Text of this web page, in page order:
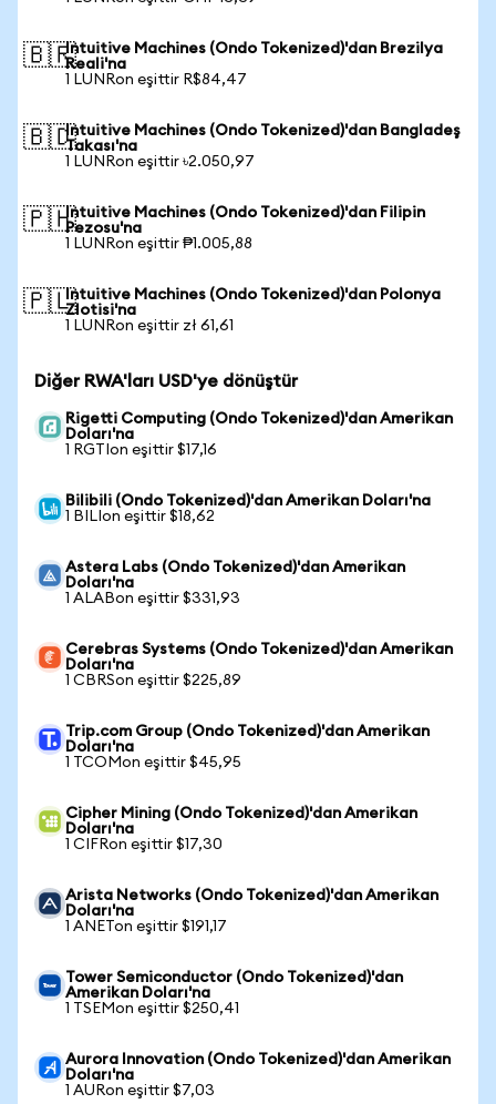
🇧🇷Intuitive Machines (Ondo Tokenized)'dan Brezilya
Reali'na
1 LUNRon eşittir R$84,47
🇧🇩Intuitive Machines (Ondo Tokenized)'dan Bangladeş
Takası'na
1 LUNRon eşittir ৳2.050,97
🇵🇭Intuitive Machines (Ondo Tokenized)'dan Filipin
Pezosu'na
1 LUNRon eşittir ₱1.005,88
🇵🇱Intuitive Machines (Ondo Tokenized)'dan Polonya
Zlotisi'na
1 LUNRon eşittir zł 61,61
Diğer RWA'ları USD'ye dönüştür
Rigetti Computing (Ondo Tokenized)'dan Amerikan
Doları'na
1 RGTIon eşittir $17,16
Bilibili (Ondo Tokenized)'dan Amerikan Doları'na
1 BILIon eşittir $18,62
Astera Labs (Ondo Tokenized)'dan Amerikan
Doları'na
1 ALABon eşittir $331,93
Cerebras Systems (Ondo Tokenized)'dan Amerikan
Doları'na
1 CBRSon eşittir $225,89
Trip.com Group (Ondo Tokenized)'dan Amerikan
Doları'na
1 TCOMon eşittir $45,95
Cipher Mining (Ondo Tokenized)'dan Amerikan
Doları'na
1 CIFRon eşittir $17,30
Arista Networks (Ondo Tokenized)'dan Amerikan
Doları'na
1 ANETon eşittir $191,17
Tower Semiconductor (Ondo Tokenized)'dan
Amerikan Doları'na
1 TSEMon eşittir $250,41
Aurora Innovation (Ondo Tokenized)'dan Amerikan
Doları'na
1 AURon eşittir $7,03